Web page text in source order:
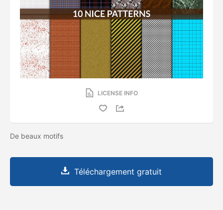
LICENSE INFO
De beaux motifs
Téléchargement gratuit